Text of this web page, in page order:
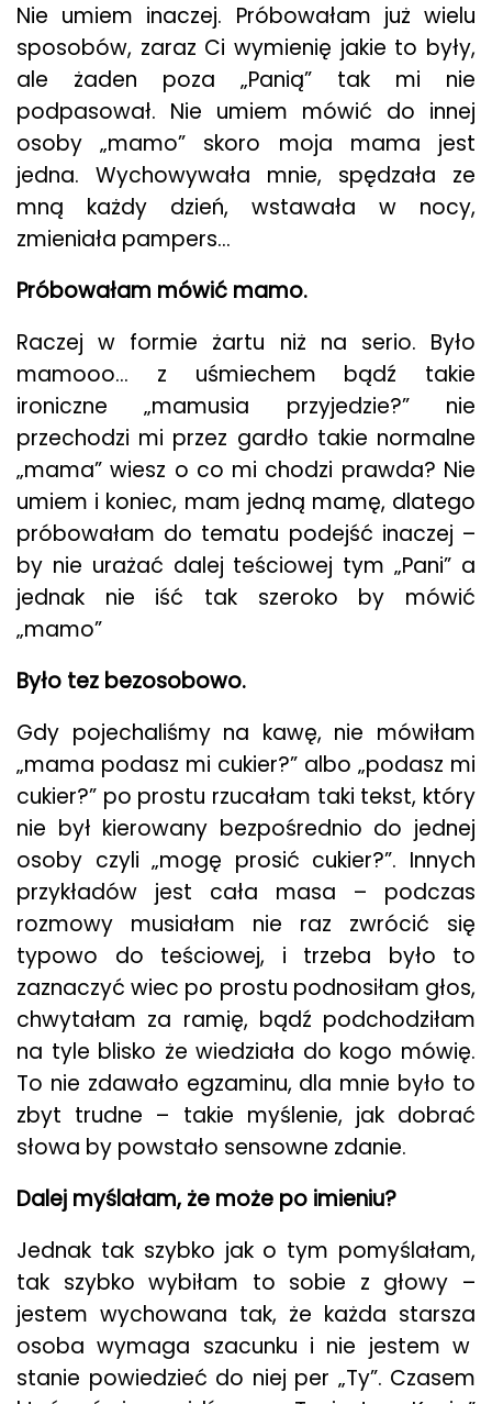
Nie umiem inaczej. Próbowałam już wielu
sposobów, zaraz Ci wymienię jakie to były,
ale żaden poza „Panią” tak mi nie
podpasował. Nie umiem mówić do innej
osoby „mamo” skoro moja mama jest
jedna. Wychowywała mnie, spędzała ze
mną każdy dzień, wstawała w nocy,
zmieniała pampers…
Próbowałam mówić mamo.
Raczej w formie żartu niż na serio. Było
mamooo… z uśmiechem bądź takie
ironiczne „mamusia przyjedzie?” nie
przechodzi mi przez gardło takie normalne
„mama” wiesz o co mi chodzi prawda? Nie
umiem i koniec, mam jedną mamę, dlatego
próbowałam do tematu podejść inaczej –
by nie urażać dalej teściowej tym „Pani” a
jednak nie iść tak szeroko by mówić
„mamo”
Było tez bezosobowo.
Gdy pojechaliśmy na kawę, nie mówiłam
„mama podasz mi cukier?” albo „podasz mi
cukier?” po prostu rzucałam taki tekst, który
nie był kierowany bezpośrednio do jednej
osoby czyli „mogę prosić cukier?”. Innych
przykładów jest cała masa – podczas
rozmowy musiałam nie raz zwrócić się
typowo do teściowej, i trzeba było to
zaznaczyć wiec po prostu podnosiłam głos,
chwytałam za ramię, bądź podchodziłam
na tyle blisko że wiedziała do kogo mówię.
To nie zdawało egzaminu, dla mnie było to
zbyt trudne – takie myślenie, jak dobrać
słowa by powstało sensowne zdanie.
Dalej myślałam, że może po imieniu?
Jednak tak szybko jak o tym pomyślałam,
tak szybko wybiłam to sobie z głowy –
jestem wychowana tak, że każda starsza
osoba wymaga szacunku i nie jestem w
stanie powiedzieć do niej per „Ty”. Czasem